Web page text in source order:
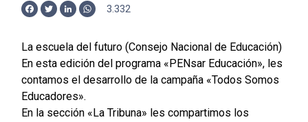
Facebook
TwitterLinkedInWhatsApp
3.332
La escuela del futuro (Consejo Nacional de Educación)
En esta edición del programa «PENsar Educación», les
contamos el desarrollo de la campaña «Todos Somos
Educadores».
En la sección «La Tribuna» les compartimos los